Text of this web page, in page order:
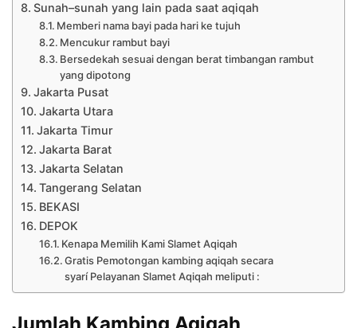
Sunah–sunah yang lain pada saat aqiqah
Memberi nama bayi pada hari ke tujuh
Mencukur rambut bayi
Bersedekah sesuai dengan berat timbangan rambut
yang dipotong
Jakarta Pusat
Jakarta Utara
Jakarta Timur
Jakarta Barat
Jakarta Selatan
Tangerang Selatan
BEKASI
DEPOK
Kenapa Memilih Kami Slamet Aqiqah
Gratis Pemotongan kambing aqiqah secara
syarí Pelayanan Slamet Aqiqah meliputi :